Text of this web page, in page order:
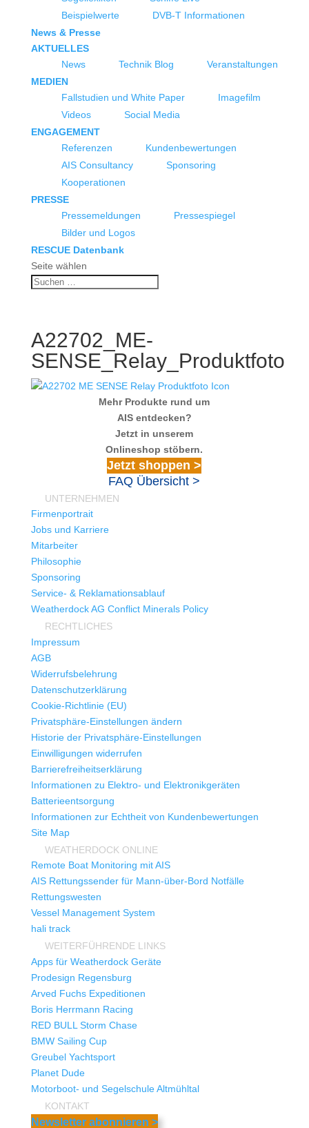
Beispielwerte
DVB-T Informationen
News & Presse
AKTUELLES
News
Technik Blog
Veranstaltungen
MEDIEN
Fallstudien und White Paper
Imagefilm
Videos
Social Media
ENGAGEMENT
Referenzen
Kundenbewertungen
AIS Consultancy
Sponsoring
Kooperationen
PRESSE
Pressemeldungen
Pressespiegel
Bilder und Logos
RESCUE Datenbank
Seite wählen
A22702_ME-
SENSE_Relay_Produktfoto
Mehr Produkte rund um
AIS entdecken?
Jetzt in unserem
Onlineshop stöbern.
Jetzt shoppen >
FAQ Übersicht >
UNTERNEHMEN
Firmenportrait
Jobs und Karriere
Mitarbeiter
Philosophie
Sponsoring
Service- & Reklamationsablauf
Weatherdock AG Conflict Minerals Policy
RECHTLICHES
Impressum
AGB
Widerrufsbelehrung
Datenschutzerklärung
Cookie-Richtlinie (EU)
Privatsphäre-Einstellungen ändern
Historie der Privatsphäre-Einstellungen
Einwilligungen widerrufen
Barrierefreiheitserklärung
Informationen zu Elektro- und Elektronikgeräten
Batterieentsorgung
Informationen zur Echtheit von Kundenbewertungen
Site Map
WEATHERDOCK ONLINE
Remote Boat Monitoring mit AIS
AIS Rettungssender für Mann-über-Bord Notfälle
Rettungswesten
Vessel Management System
hali track
WEITERFÜHRENDE LINKS
Apps für Weatherdock Geräte
Prodesign Regensburg
Arved Fuchs Expeditionen
Boris Herrmann Racing
RED BULL Storm Chase
BMW Sailing Cup
Greubel Yachtsport
Planet Dude
Motorboot- und Segelschule Altmühltal
KONTAKT
Newsletter abonnieren >